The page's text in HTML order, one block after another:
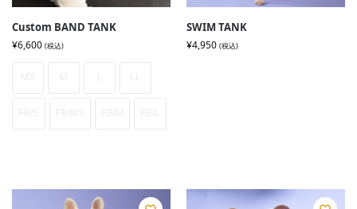
Custom BAND TANK
¥6,600 (税込)
SWIM TANK
¥4,950 (税込)